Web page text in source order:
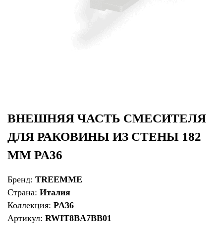
ВНЕШНЯЯ ЧАСТЬ СМЕСИТЕЛЯ
ДЛЯ РАКОВИНЫ ИЗ СТЕНЫ 182
ММ PA36
Бренд: TREEMME
Страна: Италия
Коллекция: PA36
Артикул: RWIT8BA7BB01